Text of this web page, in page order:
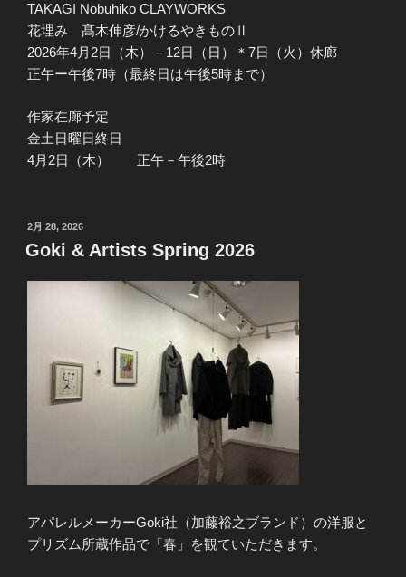
TAKAGI Nobuhiko CLAYWORKS
花埋み 髙木伸彦/かけるやきものⅡ
2026年4月2日（木）－12日（日）＊7日（火）休廊
正午ー午後7時（最終日は午後5時まで）
作家在廊予定
金土日曜日終日
4月2日（木） 正午－午後2時
投
稿
日:
2月 28, 2026
Goki & Artists Spring 2026
アパレルメーカーGoki社（加藤裕之ブランド）の洋服と
プリズム所蔵作品で「春」を観ていただきます。